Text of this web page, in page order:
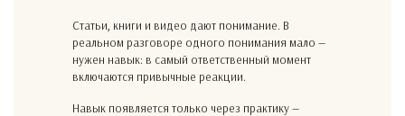
Статьи, книги и видео дают понимание. В
реальном разговоре одного понимания мало —
нужен навык: в самый ответственный момент
включаются привычные реакции.
Навык появляется только через практику —